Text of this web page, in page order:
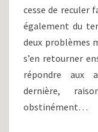
cesse de reculer
également du
deux problèmes
s’en retourner
répondre aux
dernière,
obstinément…